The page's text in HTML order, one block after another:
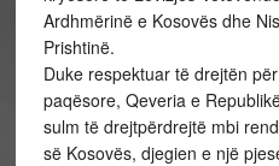
Ardhmërinë e Kosovës dhe
Prishtinë.
Duke respektuar të drejtën
paqësore, Qeveria e
sulm të drejtpërdrejtë mbi
së Kosovës, djegien e një